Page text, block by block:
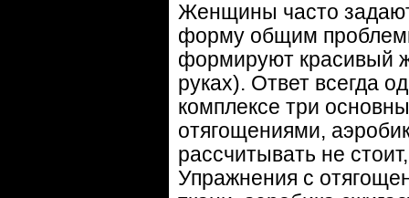
Женщины часто
форму общим
формируют красивый
руках). Ответ всегда
комплексе три
отягощениями,
рассчитывать не
Упражнения с